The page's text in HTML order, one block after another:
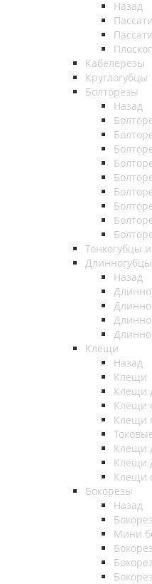
Назад
Кабелерезы
Круглогубцы
Болторезы
Назад
Тонкогубцы
Длинногубцы
Назад
Клещи
Назад
Клещи
Клещи
Клещи
Клещи
Клещи
Клещи
Клещи
Бокорезы
Назад
Мини